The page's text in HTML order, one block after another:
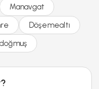
Manavgat
Döşemealtı